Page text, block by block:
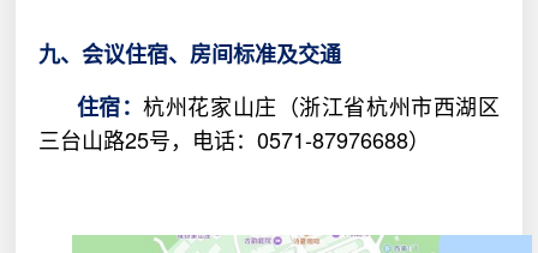
九、会议住宿、房间标准及交通
住宿：杭州花家山庄（浙江省杭州市西湖区
三台山路25号，电话：0571-87976688）